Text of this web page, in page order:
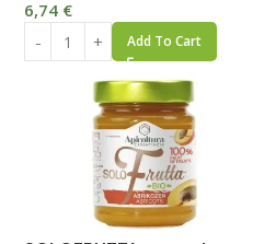
6,74 €
Add To Cart